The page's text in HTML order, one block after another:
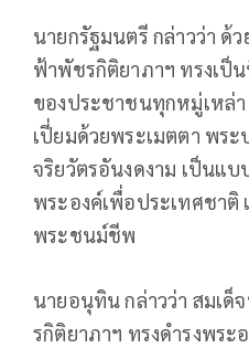
นายกรัฐมนตรี กล่าวว่า ด้ว
ฟ้าพัชรกิติยาภาฯ ทรงเป็
ของประชาชนทุกหมู่เหล่า
เปี่ยมด้วยพระเมตตา พร
จริยวัตรอันงดงาม เป็นแ
พระองค์เพื่อประเทศชา
พระชนม์ชีพ
นายอนุทิน กล่าวว่า สมเด็
รกิติยาภาฯ ทรงดำรงพระ